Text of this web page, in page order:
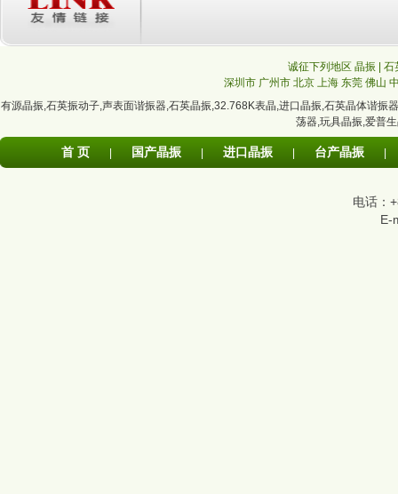
诚征下列地区 晶振 |
深圳市 广州市 北京 上海 东莞 佛山
有源晶振,石英振动子,声表面谐振器,石英晶振,32.768K表晶,进口晶振,石英晶体谐振器
荡器,玩具晶振,爱普
首 页 国产晶振 进口晶振 台产晶振
电话：
E-